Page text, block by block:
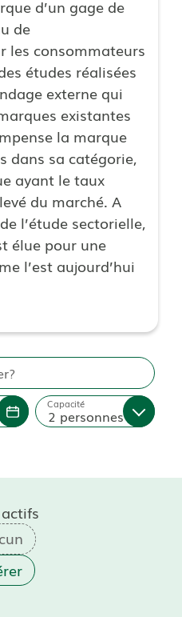
d’un gage de
de
les consommateurs
études réalisées
externe qui
existantes
la marque
dans sa catégorie,
ayant le taux
du marché. A
l’étude sectorielle,
élue pour une
l’est aujourd’hui
2 personnes
Capacité